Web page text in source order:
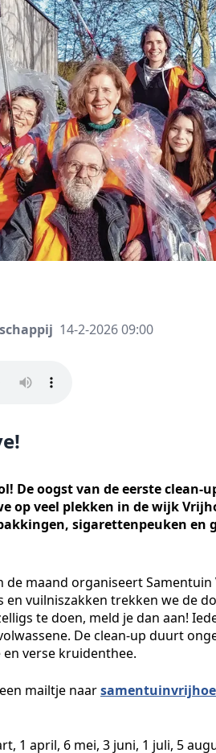
14-2-2026 09:00
De oogst van de eerste clean-
op veel plekken in de wijk
sigarettenpeuken
de maand organiseert
en vuilniszakken trekken we de
te doen, meld je dan aan!
De clean-up duurt
verse kruidenthee.
mailtje naar
1 april, 6 mei, 3 juni, 1 juli, 5